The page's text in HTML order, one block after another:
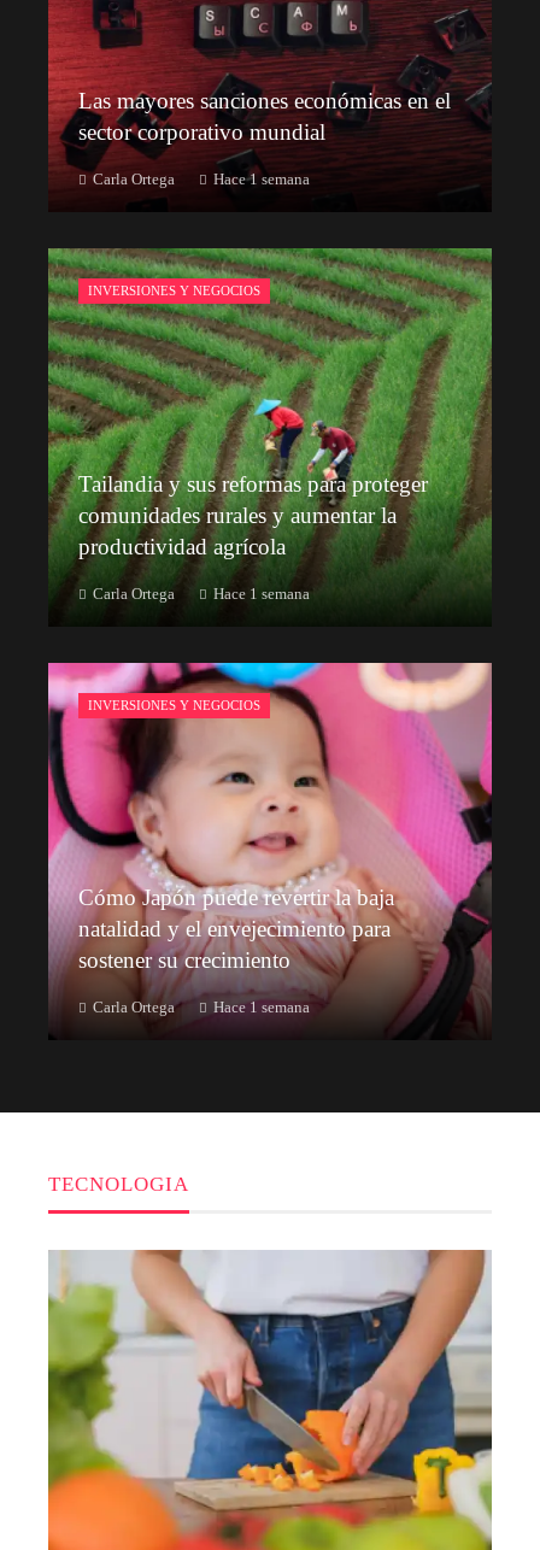
Las mayores sanciones económicas en el
sector corporativo mundial
Carla Ortega Hace 1 semana
INVERSIONES Y NEGOCIOS
Tailandia y sus reformas para proteger
comunidades rurales y aumentar la
productividad agrícola
Carla Ortega Hace 1 semana
INVERSIONES Y NEGOCIOS
Cómo Japón puede revertir la baja
natalidad y el envejecimiento para
sostener su crecimiento
Carla Ortega Hace 1 semana
TECNOLOGIA